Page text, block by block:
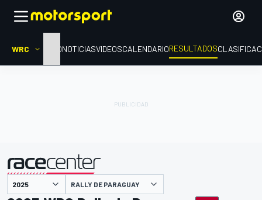
WRC INICIONOTICIASVIDEOSCALENDARIORESULTADOS
presentado por RALLY DE PARAGUAY